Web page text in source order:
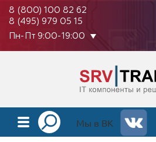
8 (800) 100 82 62
8 (495) 979 05 15
Пн-Пт 9:00-19:00
КАТАЛОГ
Мы в ВК